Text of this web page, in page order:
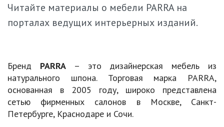
Утверждение модели. Согласовываем материалы,
Оформление договора.
установку мебели.
Часто задаваемые вопросы
Какой средний срок изготовления мебели?
Читайте материалы о мебели PARRA на
порталах ведущих интерьерных изданий.
Бренд PARRA– это дизайнерская мебель из
натурального шпона. Торговая марка PARRA,
основанная в 2005 году, широко представлена
сетью фирменных салонов в Москве, Санкт-
Петербурге, Краснодаре и Сочи.